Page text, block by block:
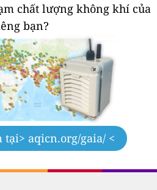
chất lượng không khí của
bạn?
tại> aqicn.org/gaia/ <